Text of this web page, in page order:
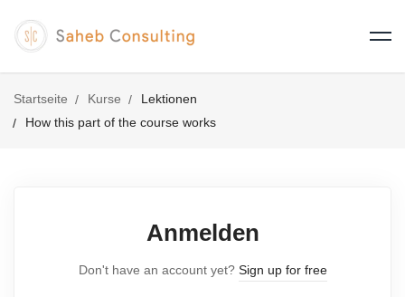
Startseite Kurse
Lektionen
How this part of the course works
Anmelden
Don't have an account yet? Sign up for free